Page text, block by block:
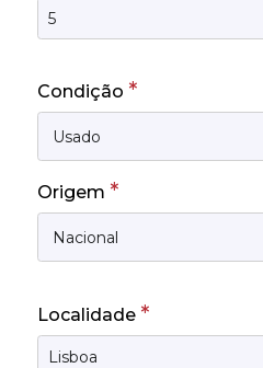
Condição *
Origem *
Localidade *